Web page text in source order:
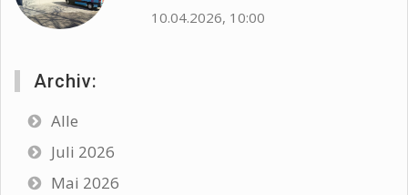
10.04.2026, 10:00
Archiv:
Alle
Juli 2026
Mai 2026